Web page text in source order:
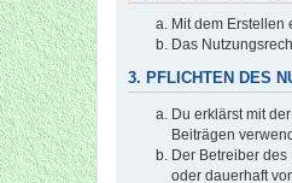
Mit dem
Das
3. PFLICHTEN DES
Du erklärst mit
Beiträgen
Der Betreiber
oder dauerhaft